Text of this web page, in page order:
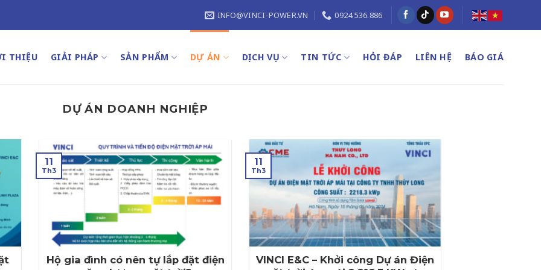
INFO@VINCI-POWER.VN 0924.536.886
THIỆU GIẢI PHÁP SẢN PHẨM DỰ ÁN DỊCH VỤ TIN TỨC HỎI ĐÁP LIÊN HỆ BÁO GIÁ
DỰ ÁN DOANH NGHIỆP
Hộ gia đình có nên tự lắp đặt điện
11
Th3
VINCI E&C – Khởi công Dự án Điện
11
Th3